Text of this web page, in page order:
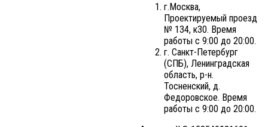
г.Москва,
Проектируемый проезд
№ 134, к30. Время
работы с 9:00 до 20:00.
г. Санкт-Петербург
(СПБ), Ленинградская
область, р-н.
Тосненский, д.
Федоровское. Время
работы с 9:00 до 20:00.